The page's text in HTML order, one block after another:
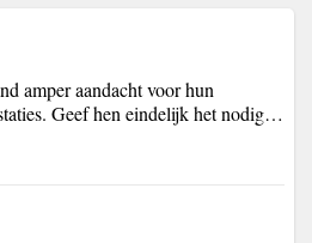
amper aandacht voor hun
Geef hen eindelijk het nodig…